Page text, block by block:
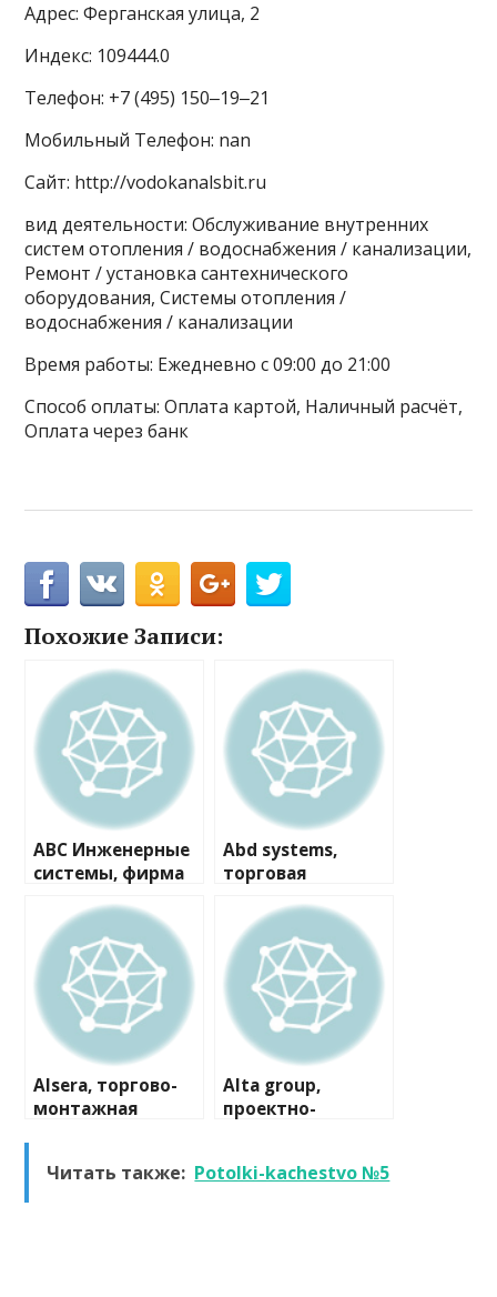
Адрес: Ферганская улица, 2
Индекс: 109444.0
Телефон: +7 (495) 150‒19‒21
Мобильный Телефон: nan
Сайт: http://vodokanalsbit.ru
вид деятельности: Обслуживание внутренних
систем отопления / водоснабжения / канализации,
Ремонт / установка сантехнического
оборудования, Системы отопления /
водоснабжения / канализации
Время работы: Ежедневно с 09:00 до 21:00
Способ оплаты: Оплата картой, Наличный расчёт,
Оплата через банк
Похожие Записи:
ABC Инженерные
системы, фирма
Abd systems,
торговая
Alsera, торгово-
монтажная
Alta group,
проектно-
Читать также: Potolki-kachestvo №5